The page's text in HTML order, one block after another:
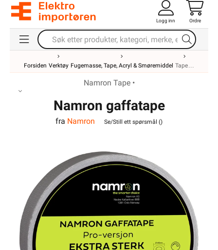
Logg inn Ordre
Forsiden Verktøy Fugemasse, Tape, Acryl & Smøremiddel Tape
Namron Tape •
Namron gaffatape
48mmx50m grå Pro
fra Namron Se/Still ett spørsmål ()